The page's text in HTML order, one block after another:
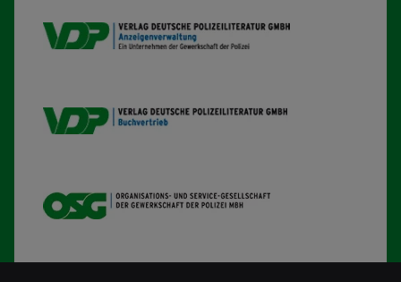
VDP AV
VDP B
OSG